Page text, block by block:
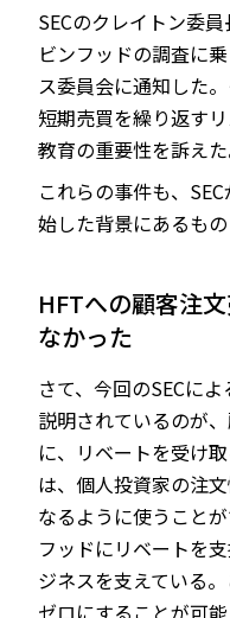
SECのクレイトン委
ビンフッドの調査に
ス委員会に通知した
短期売買を繰り返す
教育の重要性を訴えた
これらの事件も、
始した背景にあるもの
HFTへの顧客注
なかった
さて、今回のSECに
説明されているのが
に、リベートを受け
は、個人投資家の注
なるように使うこと
フッドにリベートを
ジネスを支えている
ゼロにすることが可能